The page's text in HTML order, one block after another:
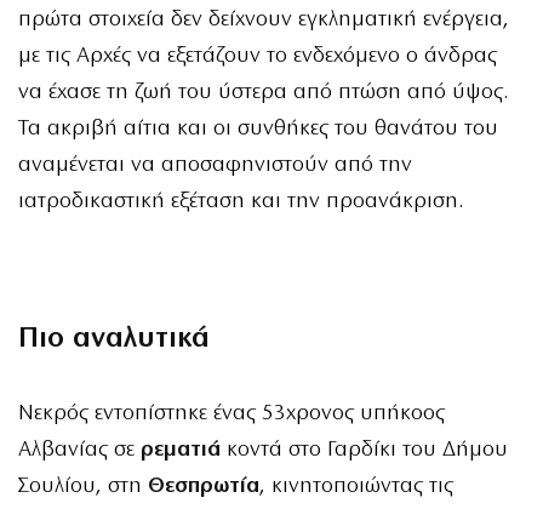
πρώτα στοιχεία δεν δείχνουν εγκληματική ενέργεια,
με τις Αρχές να εξετάζουν το ενδεχόμενο ο άνδρας
να έχασε τη ζωή του ύστερα από πτώση από ύψος.
Τα ακριβή αίτια και οι συνθήκες του θανάτου του
αναμένεται να αποσαφηνιστούν από την
ιατροδικαστική εξέταση και την προανάκριση.
Πιο αναλυτικά
Νεκρός εντοπίστηκε ένας 53χρονος υπήκοος
Αλβανίας σε ρεματιά κοντά στο Γαρδίκι του Δήμου
Σουλίου, στη Θεσπρωτία, κινητοποιώντας τις